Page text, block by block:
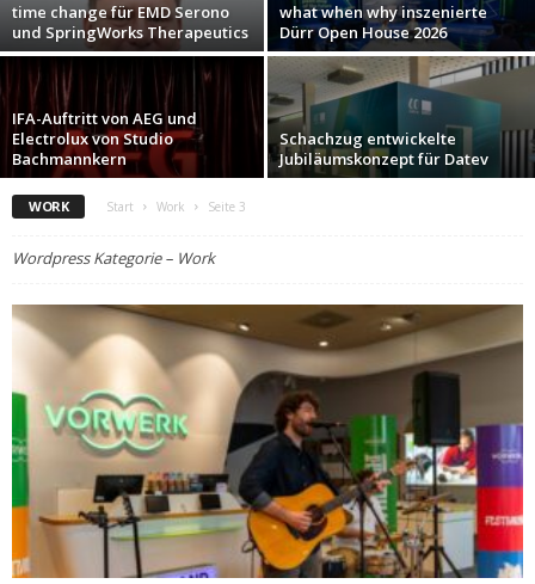
time change für EMD Serono
und SpringWorks Therapeutics
what when why inszenierte
Dürr Open House 2026
IFA-Auftritt von AEG und
Electrolux von Studio
Bachmannkern
Schachzug entwickelte
Jubiläumskonzept für Datev
WORK Start Work Seite 3
Wordpress Kategorie – Work